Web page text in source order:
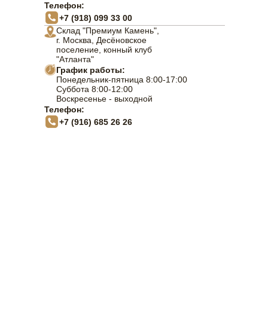
Телефон:
+7 (918) 099 33 00
Склад "Премиум Камень",
г. Москва, Десёновское
поселение, конный клуб
"Атланта"
График работы:
Понедельник-пятница 8:00-17:00
Суббота 8:00-12:00
Воскресенье - выходной
Телефон:
+7 (916) 685 26 26